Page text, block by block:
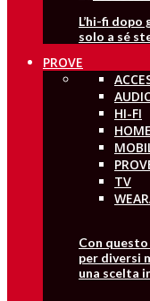
L’hi-fi
solo a sé
PROVE
HI-FI
TV
Con
per diversi
una scelta